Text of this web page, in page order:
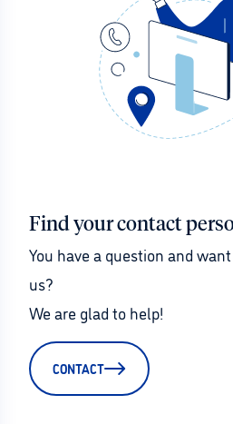
Find your contact
You have a question and
us?
We are glad to help!
CONTACT